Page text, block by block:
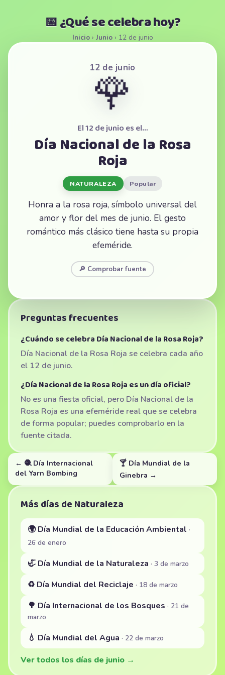
📅 ¿Qué se celebra hoy?
Inicio› Junio› 12 de junio
12 de junio
🌹
El 12 de junio es el…
Día Nacional de la Rosa
Roja
NATURALEZA Popular
Honra a la rosa roja, símbolo universal del
amor y flor del mes de junio. El gesto
romántico más clásico tiene hasta su propia
efeméride.
🔎 Comprobar fuente
Preguntas frecuentes
¿Cuándo se celebra Día Nacional de la Rosa Roja?
Día Nacional de la Rosa Roja se celebra cada año
el 12 de junio.
¿Día Nacional de la Rosa Roja es un día oficial?
No es una fiesta oficial, pero Día Nacional de la
Rosa Roja es una efeméride real que se celebra
de forma popular; puedes comprobarlo en la
fuente citada.
← 🧶 Día Internacional
del Yarn Bombing
🍸 Día Mundial de la
Ginebra →
Más días de Naturaleza
🌍 Día Mundial de la Educación Ambiental ·
26 de enero
🦏 Día Mundial de la Naturaleza · 3 de marzo
♻️ Día Mundial del Reciclaje · 18 de marzo
🌳 Día Internacional de los Bosques · 21 de
marzo
💧 Día Mundial del Agua · 22 de marzo
Ver todos los días de junio →